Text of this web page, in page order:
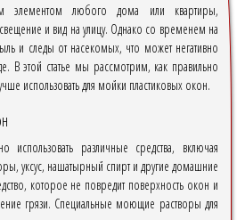
элементом любого дома или квартиры,
и вид на улицу. Однако со временем на
и следы от насекомых, что может негативно
В этой статье мы рассмотрим, как правильно
использовать для мойки пластиковых окон.
различные средства, включая
уксус, нашатырный спирт и другие домашние
которое не повредит поверхность окон и
грязи. Специальные моющие растворы для